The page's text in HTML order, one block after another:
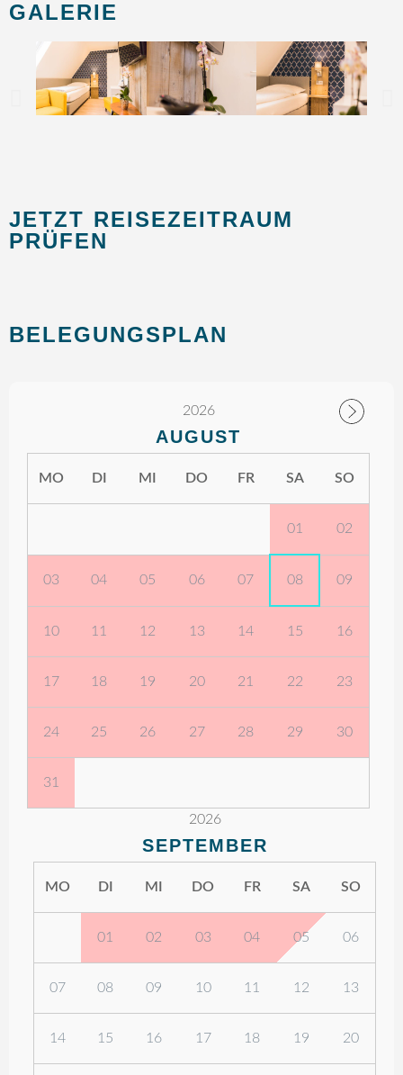
GALERIE
JETZT REISEZEITRAUM
PRÜFEN
BELEGUNGSPLAN
2026
AUGUST
MO DI MI DO FR SA SO
01 02
03 04 05 06 07 08 09
10 11 12 13 14 15 16
17 18 19 20 21 22 23
24 25 26 27 28 29 30
31
2026
SEPTEMBER
MO DI MI DO FR SA SO
01 02 03 04 05 06
07 08 09 10 11 12 13
14 15 16 17 18 19 20